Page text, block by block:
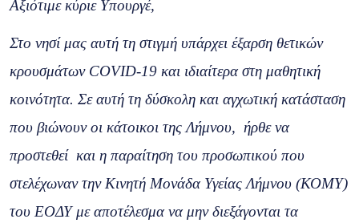
Αξιότιμε κύριε Υπουργέ,
Στο νησί μας αυτή τη στιγμή υπάρχει έξαρση θετικών
κρουσμάτων COVID-19 και ιδιαίτερα στη μαθητική
κοινότητα. Σε αυτή τη δύσκολη και αγχωτική κατάσταση
που βιώνουν οι κάτοικοι της Λήμνου, ήρθε να
προστεθεί και η παραίτηση του προσωπικού που
στελέχωναν την Κινητή Μονάδα Υγείας Λήμνου (ΚΟΜΥ)
του ΕΟΔΥ με αποτέλεσμα να μην διεξάγονται τα